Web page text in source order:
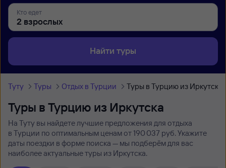
Кто едет
Найти туры
Туту Туры Отдых в Турции Туры в Турцию из Иркутска
Туры в Турцию из Иркутска
На Туту вы найдете лучшие предложения для отдыха
в Турции по оптимальным ценам от 190 ⁠037 руб. Укажите
даты поездки в форме поиска — мы подберём для вас
наиболее актуальные туры из Иркутска.